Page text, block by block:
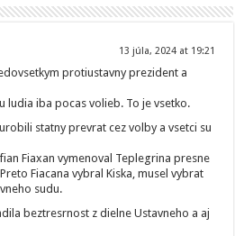
13 júla, 2024 at 19:21
protiustavny prezident a
ludia iba pocas volieb. To je vsetko.
statny prevrat cez volby a vsetci su
Fiaxan vymenoval Teplegrina presne
Fiacana vybral Kiska, musel vybrat
sudu.
beztresrnost z dielne Ustavneho a aj